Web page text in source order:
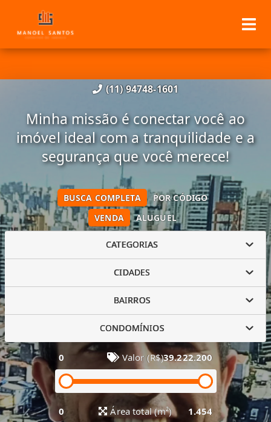
(11) 94748-1601
Minha missão é conectar você ao
imóvel ideal com a tranquilidade e a
segurança que você merece!
VENDA ALUGUEL
BUSCA COMPLETA POR CÓDIGO
CATEGORIAS
CIDADES
BAIRROS
CONDOMÍNIOS
0 Valor (R$)39.222.200
0 Área total (m²) 1.454